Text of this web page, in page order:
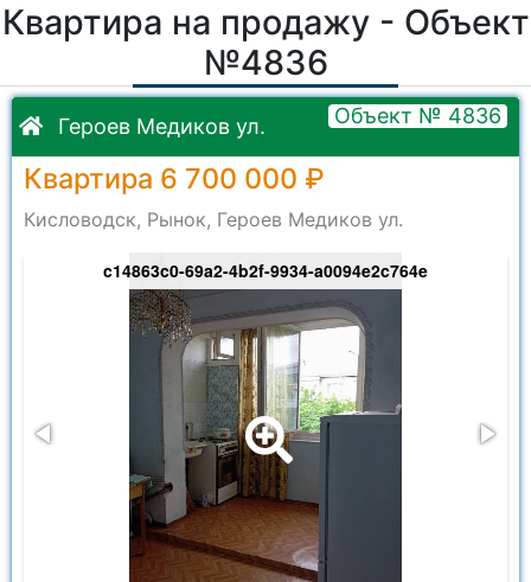
Квартира на продажу - Объект
№4836
Героев Медиков ул. Объект № 4836
Квартира 6 700 000 ₽
Кисловодск, Рынок, Героев Медиков ул.
c14863c0-69a2-4b2f-9934-a0094e2c764e